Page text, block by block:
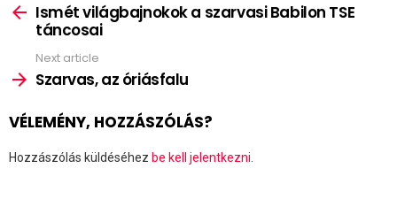
moreIsmét világbajnokok a szarvasi Babilon TSE
táncosai
Next article
Szarvas, az óriásfalu
VÉLEMÉNY, HOZZÁSZÓLÁS?
Hozzászólás küldéséhez be kell jelentkezni